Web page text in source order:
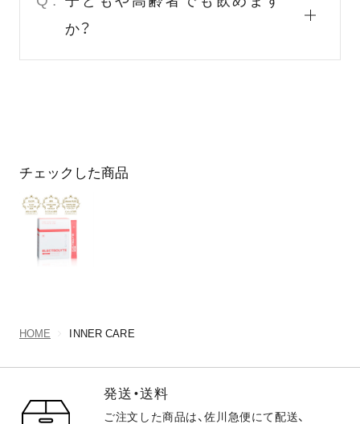
か？
チェックした商品
HOME INNER CARE
発送・送料
ご注文した商品は、佐川急便にて配送、